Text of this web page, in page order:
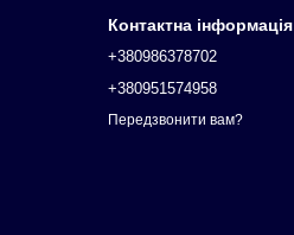
Контактна інформація
+380986378702
+380951574958
Передзвонити вам?